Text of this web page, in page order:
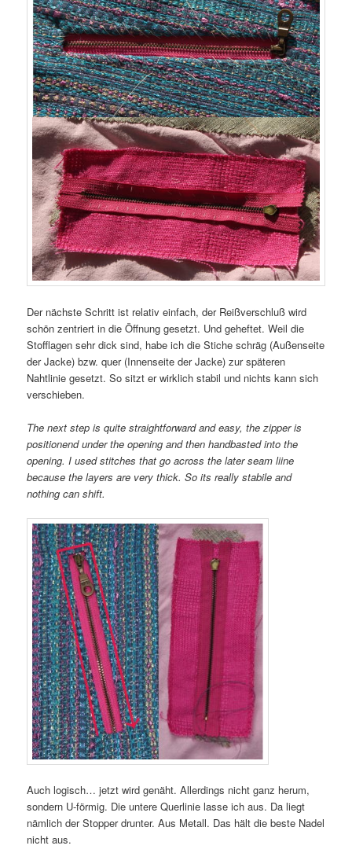
Der nächste Schritt ist relativ einfach, der Reißverschluß wird
schön zentriert in die Öffnung gesetzt. Und geheftet. Weil die
Stofflagen sehr dick sind, habe ich die Stiche schräg (Außenseite
der Jacke) bzw. quer (Innenseite der Jacke) zur späteren
Nahtlinie gesetzt. So sitzt er wirklich stabil und nichts kann sich
verschieben.
The next step is quite straightforward and easy, the zipper is
positionend under the opening and then handbasted into the
opening. I used stitches that go across the later seam liine
because the layers are very thick. So its really stabile and
nothing can shift.
Auch logisch… jetzt wird genäht. Allerdings nicht ganz herum,
sondern U-förmig. Die untere Querlinie lasse ich aus. Da liegt
nämlich der Stopper drunter. Aus Metall. Das hält die beste Nadel
nicht aus.